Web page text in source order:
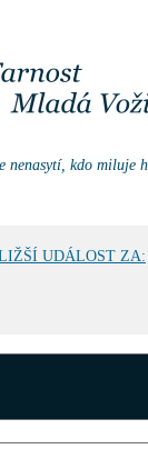
nenasytí, kdo miluje
UDÁLOST ZA: